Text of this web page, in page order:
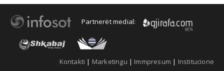
Partnerët medial:
Kontakti | Marketingu | Immpresum | Institucione